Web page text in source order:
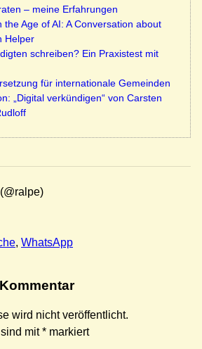
– meine Erfahrungen
the Age of AI: A Conversation about
Helper
schreiben? Ein Praxistest mit
für internationale Gemeinden
„Digital verkündigen“ von Carsten
, WhatsApp
wird nicht veröffentlicht.
mit* markiert